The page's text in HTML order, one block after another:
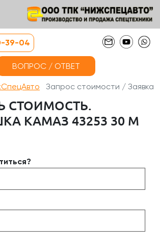
39-04
ВОПРОС / ОТВЕТ
Запрос стоимости / Заявка
СТОИМОСТЬ.
КАМАЗ 43253 30 М